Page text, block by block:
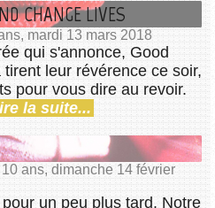
CHANGE LIVES
mardi 13 mars 2018
qui s'annonce, Good
leur révérence ce soir,
pour vous dire au revoir.
la suite...
ans, dimanche 14 février
un peu plus tard. Notre